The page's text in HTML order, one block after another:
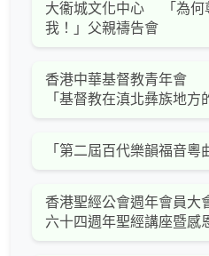
大衞城文化中心 「為何
我！」父親禱告會
香港中華基督教青年會
「基督教在滇北彝族地
「第二屆百代樂韻福音粵
香港聖經公會週年會員大
六十四週年聖經講座暨感